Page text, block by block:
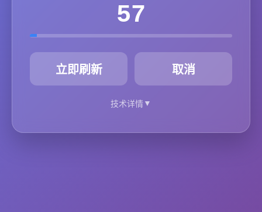
57
立即刷新 取消
技术详情▼